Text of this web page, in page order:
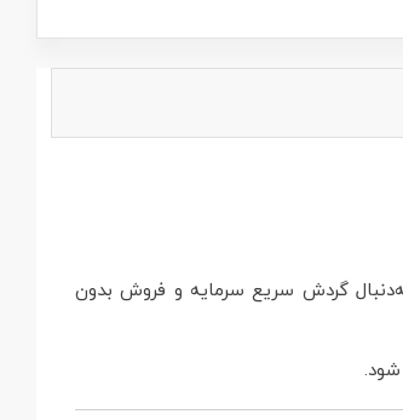
گردش سریع سرمایه و فروش بدون